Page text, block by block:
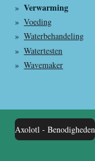
Verwarming
Voeding
Waterbehandeling
Watertesten
Wavemaker
Axolotl - Benodigheden